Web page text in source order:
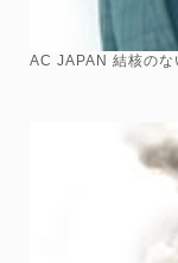
AC JAPAN 結核のな